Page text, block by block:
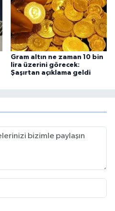
Gram altın ne zaman 10 bin
lira üzerini görecek:
Şaşırtan açıklama geldi